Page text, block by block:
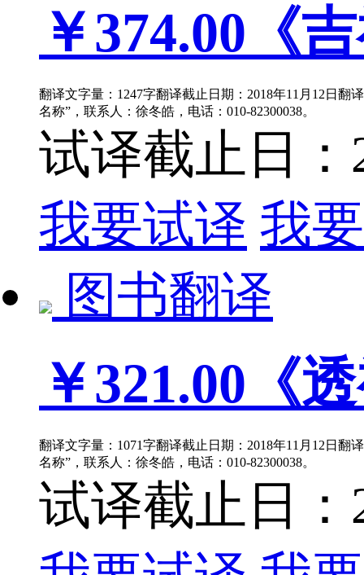
￥374.00 《
翻译文字量：1247字翻译截止日期：2018年11月12日翻
名称”，联系人：徐冬皓，电话：010-82300038。
试译截止日：
我要试译 我
图书翻译
￥321.00 《
翻译文字量：1071字翻译截止日期：2018年11月12日翻
名称”，联系人：徐冬皓，电话：010-82300038。
试译截止日：